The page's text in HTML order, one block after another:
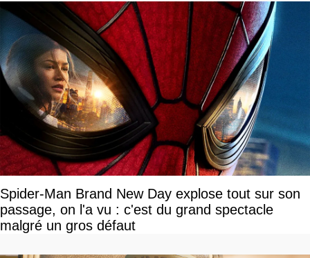
Spider-Man Brand New Day explose tout sur son
passage, on l'a vu : c'est du grand spectacle
malgré un gros défaut